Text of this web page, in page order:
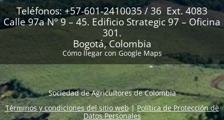
Teléfonos: +57-601-2410035 / 36 Ext. 4083
Calle 97a N° 9 – 45. Edificio Strategic 97 – Oficina
301.
Bogotá, Colombia
Cómo llegar con Google Maps
Sociedad de Agricultores de Colombia
Términos y condiciones del sitio web|Política de Protección de
Datos Personales